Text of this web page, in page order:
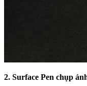
2. Surface Pen chụp